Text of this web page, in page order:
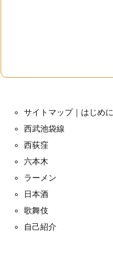
サイトマップ｜はじめに
西武池袋線
西荻窪
六本木
ラーメン
日本酒
歌舞伎
自己紹介